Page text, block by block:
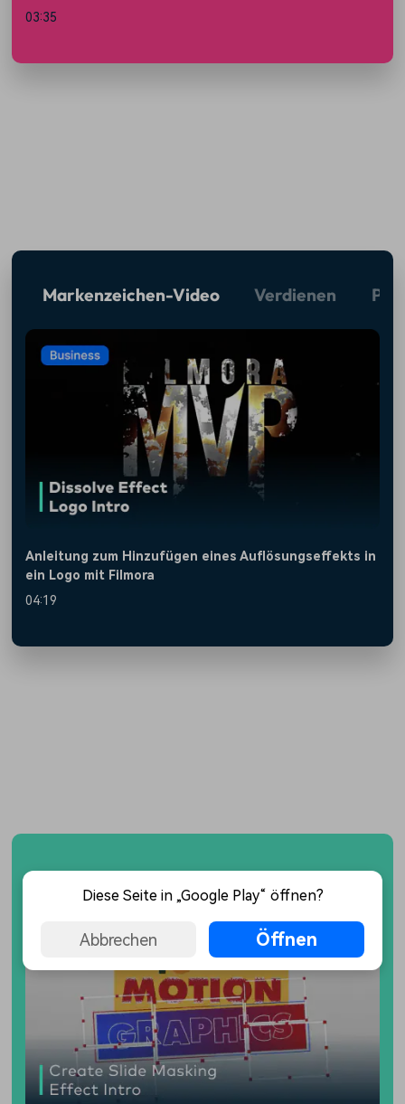
03:35
Markenzeichen-Video Verdienen
Anleitung zum Hinzufügen eines Auflösungseffekts in
ein Logo mit Filmora
04:19
Diese Seite in „Google Play“ öffnen?
Abbrechen Öffnen